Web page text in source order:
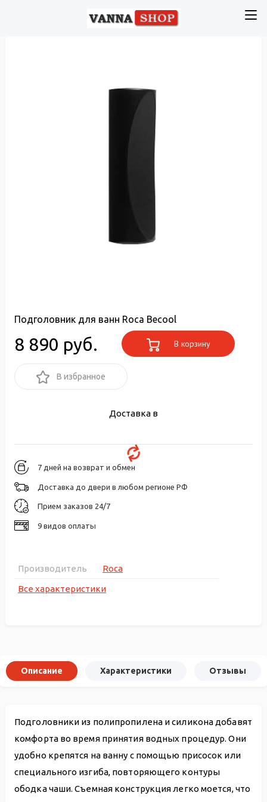
Подголовник для ванн Roca Becool
8 890 руб. В корзину
В избранное
Доставка в
7 дней на возврат и обмен
Доставка до двери в любом регионе РФ
Прием заказов 24/7
9 видов оплаты
Производитель
Roca
Все характеристики
Описание Характеристики Отзывы
Подголовники из полипропилена и силикона добавят
комфорта во время принятия водных процедур. Они
удобно крепятся на ванну с помощью присосок или
специального изгиба, повторяющего контуры
ободка чаши. Съемная конструкция легко моется, что